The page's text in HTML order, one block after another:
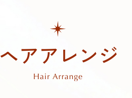
ヘアアレンジ